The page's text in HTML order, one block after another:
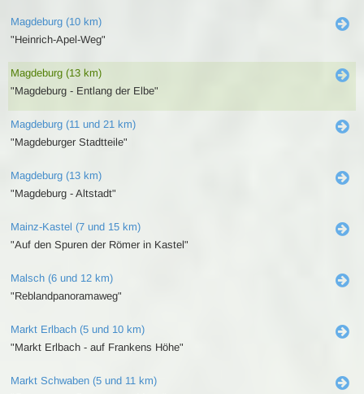
Magdeburg (10 km)
"Heinrich-Apel-Weg"
Magdeburg (13 km)
"Magdeburg - Entlang der Elbe"
Magdeburg (11 und 21 km)
"Magdeburger Stadtteile"
Magdeburg (13 km)
"Magdeburg - Altstadt"
Mainz-Kastel (7 und 15 km)
"Auf den Spuren der Römer in Kastel"
Malsch (6 und 12 km)
"Reblandpanoramaweg"
Markt Erlbach (5 und 10 km)
"Markt Erlbach - auf Frankens Höhe"
Markt Schwaben (5 und 11 km)